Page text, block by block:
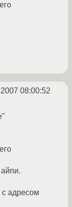
08:00:52
адресом